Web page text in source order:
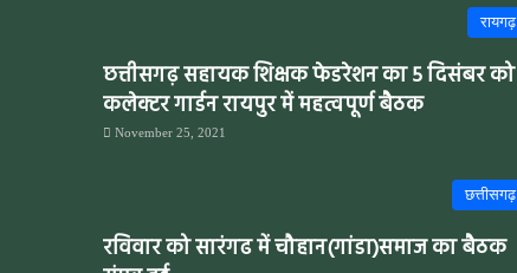
रायगढ़
छत्तीसगढ़ सहायक शिक्षक फेडरेशन का 5 दिसंबर को
कलेक्टर गार्डन रायपुर में महत्वपूर्ण बैठक
November 25, 2021
छत्तीसगढ़
रविवार को सारंगढ में चौहान(गांडा)समाज का बैठक